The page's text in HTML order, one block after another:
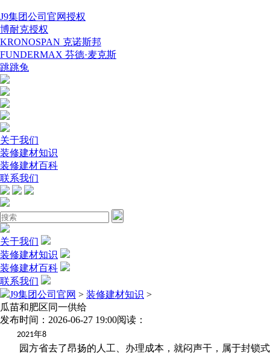
J9集团公司官网授权
博耐克授权
KRONOSPAN 克诺斯邦
FUNDERMAX 芬德·麦克斯
跳跳兔
关于我们
装修建材知识
装修建材百科
联系我们
关于我们
装修建材知识
装修建材百科
联系我们
J9集团公司官网 > 装修建材知识 >
瓜苗和肥区同一供给
发布时间：2026-06-27 19:00阅读：
2021年8
园方省去了昂扬的人工、办理成本，就闷声干，属于封锁式